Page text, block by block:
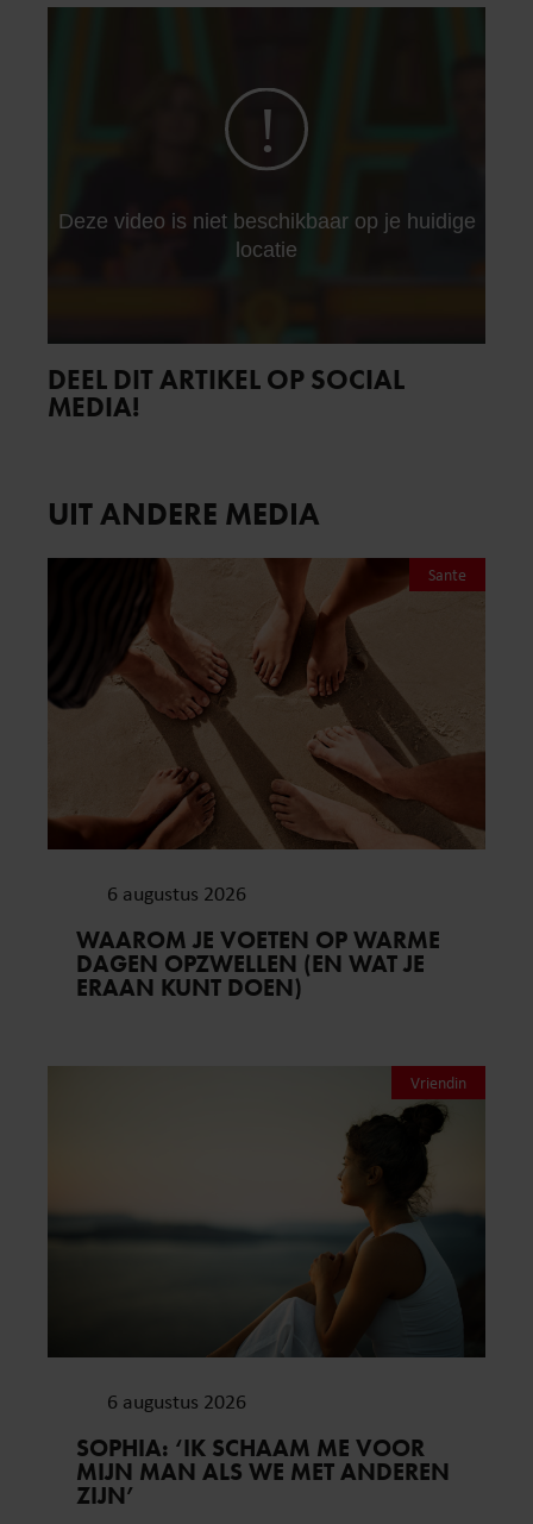
DEEL DIT ARTIKEL OP SOCIAL
MEDIA!
UIT ANDERE MEDIA
Sante
6 augustus 2026
WAAROM JE VOETEN OP WARME
DAGEN OPZWELLEN (EN WAT JE
ERAAN KUNT DOEN)
Vriendin
6 augustus 2026
SOPHIA: ‘IK SCHAAM ME VOOR
MIJN MAN ALS WE MET ANDEREN
ZIJN’